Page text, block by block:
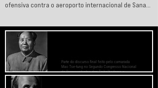
ofensiva contra o aeroporto internacional de Sanaá
regional. Em resposta, as forças iemenitas
declararam um bloqueio marítimo contra a Arábia
Saudita e passaram a ameaçar instalações e
embarcações ligadas ao reino. Nos últimos
Parte do discurso final feito pelo camarada
Mao Tse-tung no Segundo Congresso Nacional
de Representantes dos Trabalhadores e
Camponeses, realizado em Juichin, província